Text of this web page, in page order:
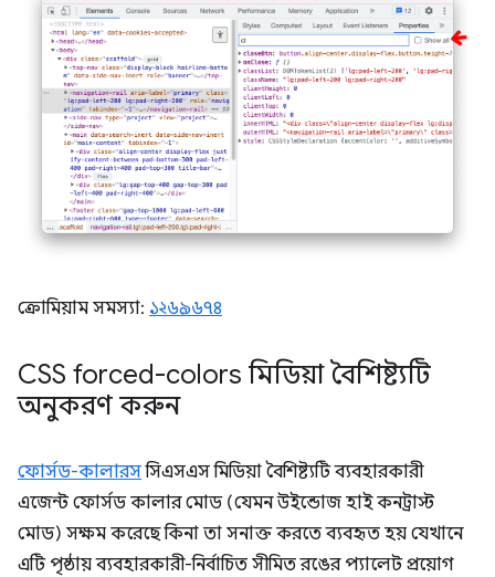
ক্রোমিয়াম সমস্যা: ১২৬৯৬৭৪
CSS forced-colors মিডিয়া বৈশিষ্ট্যটি
অনুকরণ করুন
ফোর্সড-কালারসসিএসএস মিডিয়া বৈশিষ্ট্যটি ব্যবহারকারী
এজেন্ট ফোর্সড কালার মোড (যেমন উইন্ডোজ হাই কনট্রাস্ট
মোড) সক্ষম করেছে কিনা তা সনাক্ত করতে ব্যবহৃত হয় যেখানে
এটি পৃষ্ঠায় ব্যবহারকারী-নির্বাচিত সীমিত রঙের প্যালেট প্রয়োগ